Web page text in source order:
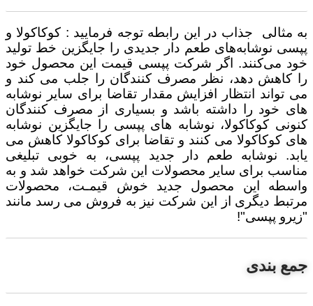
به مثالی
جذاب در این رابطه توجه فرمایید : کوکاکولا و
پپسی نوشابه‌های طعم دار جدیدی را جایگزین خط تولید
خود می‌کنند. اگر شرکت پپسی قیمت این محصول خود
را کاهش دهد، نظر مصرف کنندگان را جلب می کند و
می تواند انتظار افزایش مقدار تقاضا برای سایر نوشابه
های خود را داشته باشد و بسیاری از مصرف کنندگان
کنونی کوکاکولا، نوشابه های پپسی را جایگزین نوشابه
های کوکاکولا می کنند و تقاضا برای کوکاکولا کاهش می
یابد. نوشابه طعم دار جدید پپسی، به خوبی تبلیغی
مناسب برای سایر محصولات این شرکت خواهد شد و به
واسطه این محصول جدید خوش قیمـت، محصولات
مرتبط دیگری از این شرکت نیز به فروش می رسد مانند
"زیرو پپسی"!
جمع بندی